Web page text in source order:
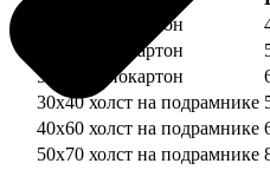
30х40 пенокартон
40х60 пенокартон
50х70 пенокартон
30х40 холст на подрамнике
40х60 холст на подрамнике
50х70 холст на подрамнике